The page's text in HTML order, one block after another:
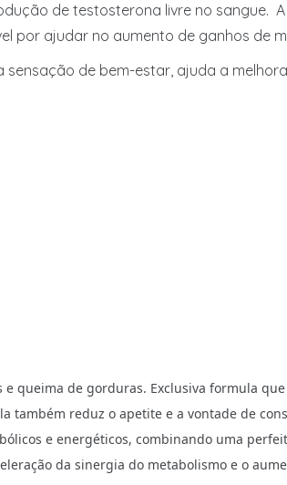
de testosterona livre no sangue.
por ajudar no aumento de ganhos de
de bem-estar, ajuda a
e queima de gorduras. Exclusiva formula
reduz o apetite e a vontade de
e energéticos, combinando uma
da sinergia do metabolismo e o